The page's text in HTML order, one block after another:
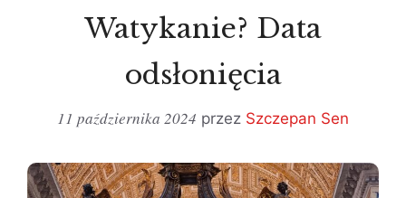
Watykanie? Data
odsłonięcia
11 października 2024 przez Szczepan Sen